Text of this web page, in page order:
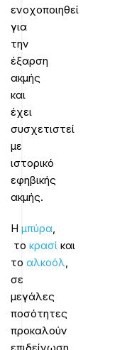
ενοχοποιηθεί
για
την
έξαρση
ακμής
και
έχει
συσχετιστεί
με
ιστορικό
εφηβικής
ακμής.
Η μπύρα,
το κρασί και
το αλκοόλ,
σε
μεγάλες
ποσότητες
προκαλούν